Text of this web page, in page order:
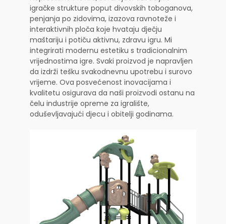
igračke strukture poput divovskih toboganova,
penjanja po zidovima, izazova ravnoteže i
interaktivnih ploča koje hvataju dječju
maštariju i potiču aktivnu, zdravu igru. Mi
integrirati modernu estetiku s tradicionalnim
vrijednostima igre. Svaki proizvod je napravljen
da izdrži tešku svakodnevnu upotrebu i surovo
vrijeme. Ova posvećenost inovacijama i
kvalitetu osigurava da naši proizvodi ostanu na
čelu industrije opreme za igralište,
oduševljavajući djecu i obitelji godinama.